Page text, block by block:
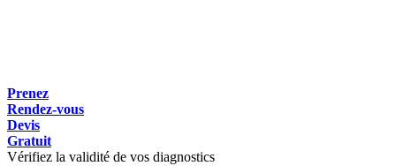
Prenez
Rendez-vous
Devis
Gratuit
Vérifiez la validité de vos diagnostics